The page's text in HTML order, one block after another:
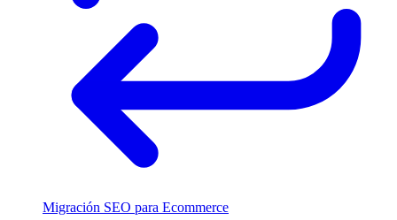
Migración SEO para Ecommerce